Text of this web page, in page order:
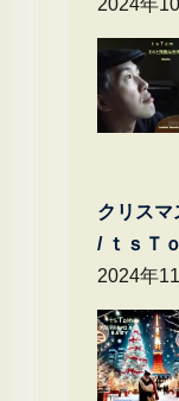
2024年
クリスマ
/ ｔｓＴ
2024年